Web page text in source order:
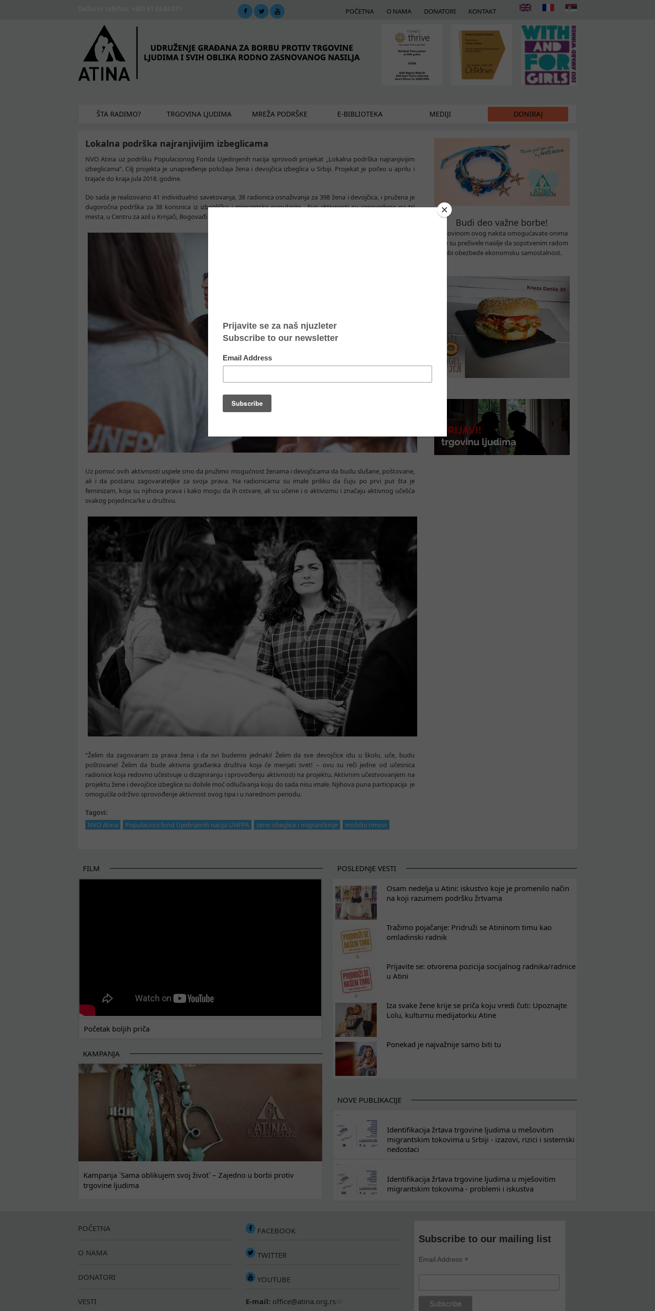
POČETNA O NAMA DONATORI KONTAKT
ŠTA RADIMO? TRGOVINA LJUDIMA MREŽA PODRŠKE E-BIBLIOTEKA MEDIJI DONIRAJ
Lokalna podrška najranjivijim izbeglicama
NVO Atina uz podršku Populacionog Fonda Ujedinjenih nacija sprovodi projekat „Lokalna podrška najranjivijim
izbeglicama”. Cilj projekta je unapređenje položaja žena i devojčica izbeglica u Srbiji. Projekat je počeo u aprilu i
trajaće do kraja jula 2018. godine.
Do sada je realizovano 41 individualno savetovanja, 38 radionica osnaživanja za 398 žena i devojčica, i pružena je
dugoročna podrška za 38 korisnica iz izbegličke i migrantske populacije. Sve aktivnosti su sprovedene na tri
mesta, u Centru za azil u Krnjači, Bogovađi i Reintegracionom centru Atine.
Uz pomoć ovih aktivnosti uspele smo da pružimo mogućnost ženama i devojčicama da budu slušane, poštovane,
ali i da postanu zagovarateljke za svoja prava. Na radionicama su imale priliku da čuju po prvi put šta je
feminizam, koja su njihova prava i kako mogu da ih ostvare, ali su učene i o aktivizmu i značaju aktivnog učešća
svakog pojedinca/ke u društvu.
“Želim da zagovaram za prava žena i da svi budemo jednaki! Želim da sve devojčice idu u školu, uče, budu
poštovane! Želim da bude aktivna građanka društva koja će menjati svet! – ovu su reči jedne od učesnica
radionice koja redovno učestvuje u dizajniranju i sprovođenju aktivnosti na projektu. Aktivnim učestvovanjem na
projektu žene i devojčice izbeglice su dobile moć odlučivanja koju do sada nisu imale. Njihova puna participacija je
omogućila održivo sprovođenje aktivnost ovog tipa i u narednom periodu.
Tagovi:
NVO Atina
Populacioni fond Ujedinjenih nacija UNFPA zene izbeglice i migrantkinje mobilni timovi
Budi deo važne borbe!
Kupovinom ovog nakita omogućavate onima
koje su preživele nasilje da sopstvenim radom
sebi obezbede ekonomsku samostalnost.
FILM
Početak boljih priča
KAMPANJA
Kampanja `Sama oblikujem svoj život` – Zajedno u borbi protiv
trgovine ljudima
POSLEDNJE VESTI
Osam nedelja u Atini: iskustvo koje je promenilo način
na koji razumem podršku žrtvama
Tražimo pojačanje: Pridruži se Atininom timu kao
omladinski radnik
Prijavite se: otvorena pozicija socijalnog radnika/radnice
u Atini
Iza svake žene krije se priča koju vredi čuti: Upoznajte
Lolu, kulturnu medijatorku Atine
Ponekad je najvažnije samo biti tu
NOVE PUBLIKACIJE
Identifikacija žrtava trgovine ljudima u mešovitim
migrantskim tokovima u Srbiji - izazovi, rizici i sistemski
nedostaci
Identifikacija žrtava trgovine ljudima u mješovitim
migrantskim tokovima - problemi i iskustva
POČETNA
O NAMA
DONATORI
VESTI
FACEBOOK
TWITTER
YOUTUBE
E-mail: office@atina.org.rs
Subscribe to our mailing list
Email Address*